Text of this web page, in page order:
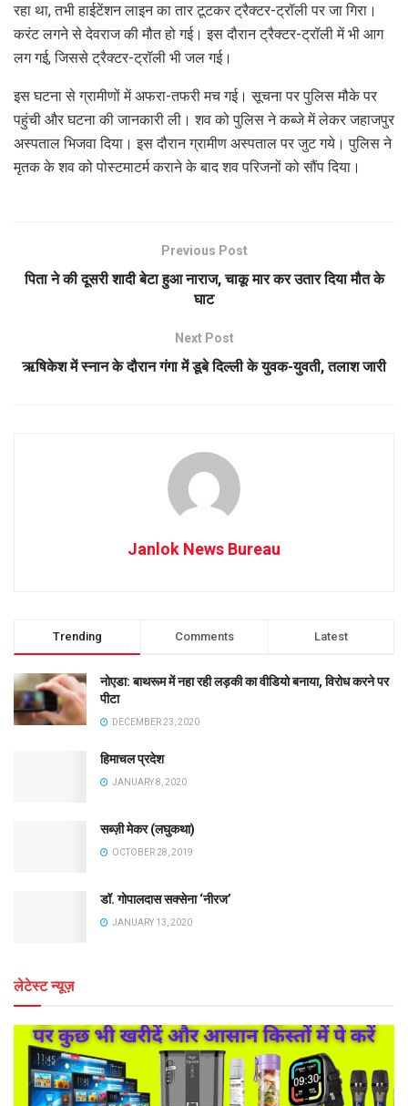
रहा था, तभी हाईटेंशन लाइन का तार टूटकर ट्रैक्टर-ट्रॉली पर जा गिरा।
करंट लगने से देवराज की मौत हो गई। इस दौरान ट्रैक्टर-ट्रॉली में भी आग
लग गई, जिससे ट्रैक्टर-ट्रॉली भी जल गई।
इस घटना से ग्रामीणों में अफरा-तफरी मच गई। सूचना पर पुलिस मौके पर
पहुंची और घटना की जानकारी ली। शव को पुलिस ने कब्जे में लेकर जहाजपुर
अस्पताल भिजवा दिया। इस दौरान ग्रामीण अस्पताल पर जुट गये। पुलिस ने
मृतक के शव को पोस्टमाटर्म कराने के बाद शव परिजनों को सौंप दिया।
Previous Post
पिता ने की दूसरी शादी बेटा हुआ नाराज, चाकू मार कर उतार दिया मौत के
घाट
Next Post
ऋषिकेश में स्नान के दौरान गंगा में डूबे दिल्ली के युवक-युवती, तलाश जारी
Janlok News Bureau
Trending Comments Latest
नोएडा: बाथरूम में नहा रही लड़की का वीडियो बनाया, विरोध करने पर
पीटा
DECEMBER 23, 2020
हिमाचल प्रदेश
JANUARY 8, 2020
सब्ज़ी मेकर (लघुकथा)
OCTOBER 28, 2019
डॉ. गोपालदास सक्सेना ‘नीरज’
JANUARY 13, 2020
लेटेस्ट न्यूज़